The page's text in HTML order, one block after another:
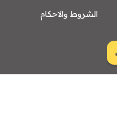
الشروط والاحكام